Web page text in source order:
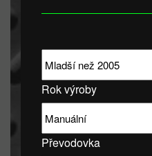
Rok výroby
Převodovka